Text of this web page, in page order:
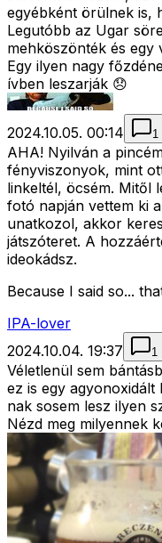
egyébként örülnek is,
Legutóbb az Ugar
mehköszönték és egy
Egy ilyen nagy
ívben leszarják 😞
2024.10.05. 00:14 1
AHA! Nyilván a
fényviszonyok, mint
linkeltél, öcsém. Mitől
fotó napján vettem ki
unatkozol, akkor
játszóteret. A
ideokádsz.
Because I said so...
IPA-lover
2024.10.04. 19:37
1
Véletlenül sem
ez is egy
nak sosem lesz ilyen
Nézd meg milyennek